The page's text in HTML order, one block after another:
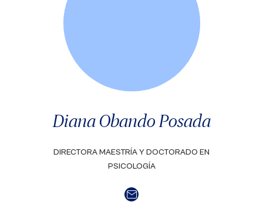
Diana Obando Posada
DIRECTORA MAESTRÍA Y DOCTORADO EN
PSICOLOGÍA